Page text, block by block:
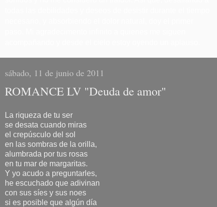
sábado, 11 de junio de 2011
ROMANCE LV "Deuda de amor"
La riqueza de tu ser
se desata cuando miras
el crepúsculo del sol
en las sombras de la orilla,
alumbrada por tus rosas
en tu mar de margaritas.
Y yo acudo a preguntarles,
he escuchado que adivinan
con sus síes y sus noes
si es posible que algún día